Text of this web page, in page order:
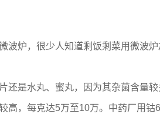
炉，很少人知道剩饭剩菜用微波炉
是水丸、蜜丸，因为其杂菌含量较
高，每克达5万至10万。中药厂用